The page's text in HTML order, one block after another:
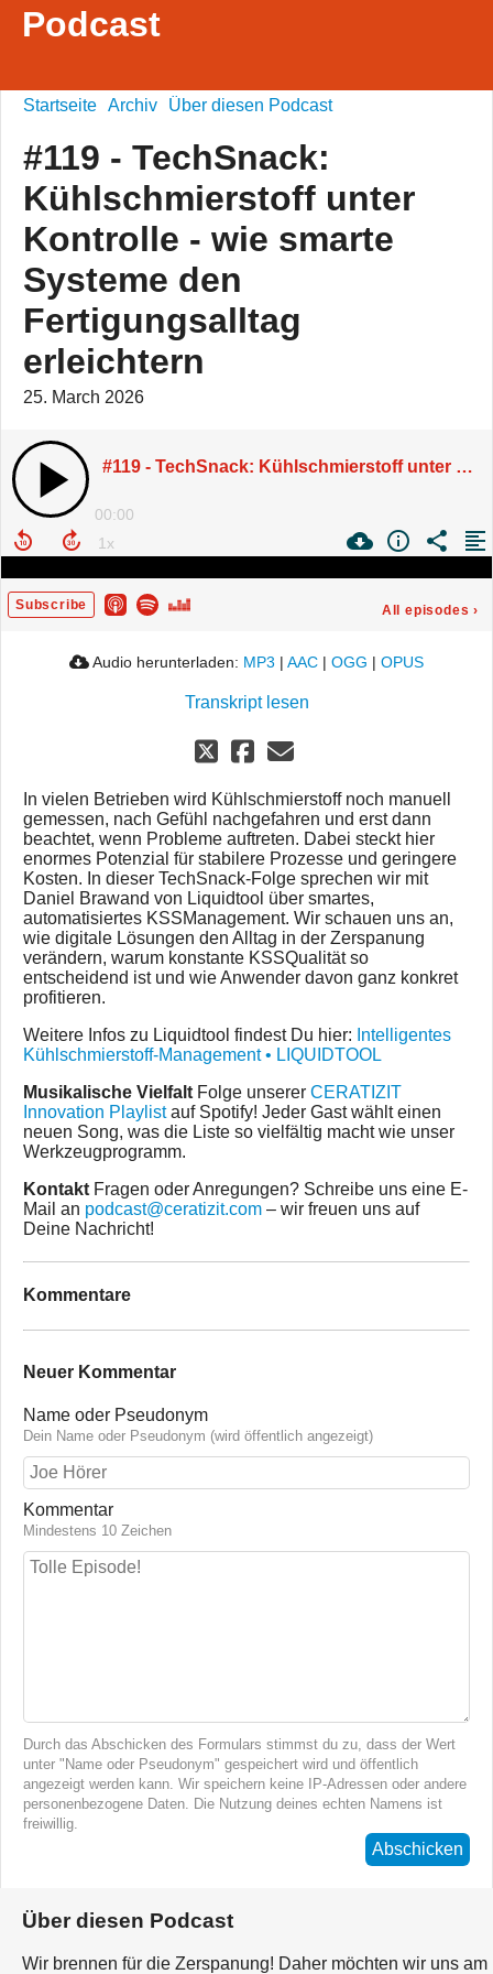
Podcast
Startseite Archiv Über diesen Podcast
#119 - TechSnack:
Kühlschmierstoff unter
Kontrolle - wie smarte
Systeme den
Fertigungsalltag
erleichtern
25. March 2026
#119 - TechSnack: Kühlschmierstoff unter Kontrolle - wie smarte Systeme den Fertigungsalltag erleichtern
00:00
Subscribe All episodes ›
Audio herunterladen: MP3 | AAC | OGG | OPUS
Transkript lesen
In vielen Betrieben wird Kühlschmierstoff noch manuell
gemessen, nach Gefühl nachgefahren und erst dann
beachtet, wenn Probleme auftreten. Dabei steckt hier
enormes Potenzial für stabilere Prozesse und geringere
Kosten. In dieser TechSnack-Folge sprechen wir mit
Daniel Brawand von Liquidtool über smartes,
automatisiertes KSSManagement. Wir schauen uns an,
wie digitale Lösungen den Alltag in der Zerspanung
verändern, warum konstante KSSQualität so
entscheidend ist und wie Anwender davon ganz konkret
profitieren.
Weitere Infos zu Liquidtool findest Du hier: Intelligentes
Kühlschmierstoff-Management • LIQUIDTOOL
Musikalische Vielfalt Folge unserer CERATIZIT
Innovation Playlistauf Spotify! Jeder Gast wählt einen
neuen Song, was die Liste so vielfältig macht wie unser
Werkzeugprogramm.
Kontakt Fragen oder Anregungen? Schreibe uns eine E-
Mail an podcast@ceratizit.com – wir freuen uns auf
Deine Nachricht!
Kommentare
Neuer Kommentar
Name oder Pseudonym
Dein Name oder Pseudonym (wird öffentlich angezeigt)
Kommentar
Mindestens 10 Zeichen
Durch das Abschicken des Formulars stimmst du zu, dass der Wert
unter "Name oder Pseudonym" gespeichert wird und öffentlich
angezeigt werden kann. Wir speichern keine IP-Adressen oder andere
personenbezogene Daten. Die Nutzung deines echten Namens ist
freiwillig.
Abschicken
Über diesen Podcast
Wir brennen für die Zerspanung! Daher möchten wir uns am